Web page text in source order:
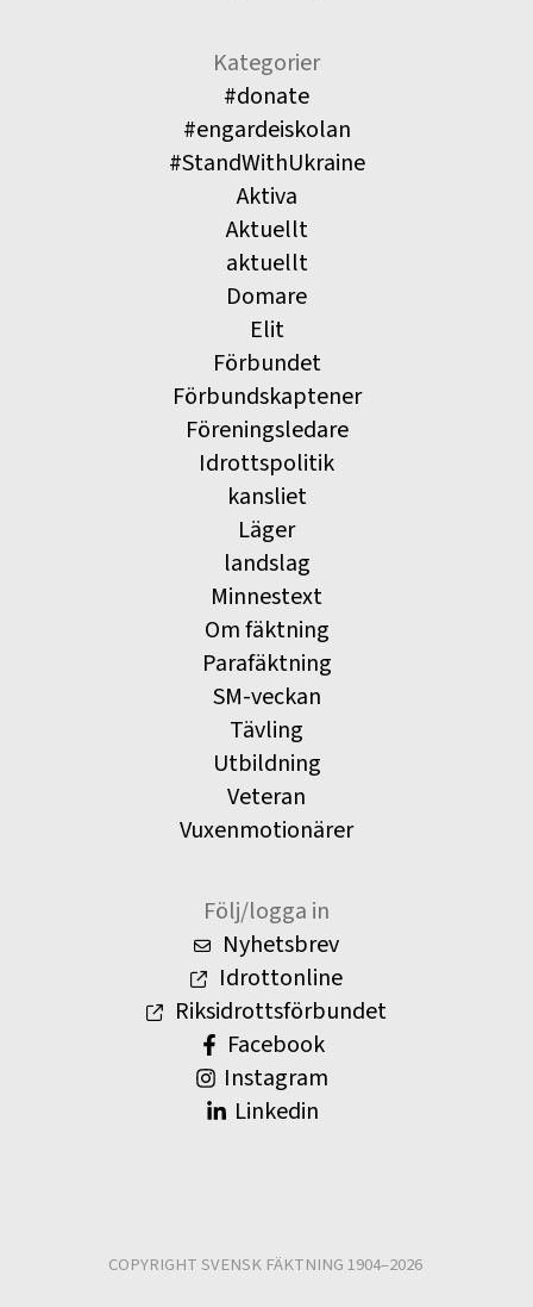
Kategorier
#donate
#engardeiskolan
#StandWithUkraine
Aktiva
Aktuellt
aktuellt
Domare
Elit
Förbundet
Förbundskaptener
Föreningsledare
Idrottspolitik
kansliet
Läger
landslag
Minnestext
Om fäktning
Parafäktning
SM-veckan
Tävling
Utbildning
Veteran
Vuxenmotionärer
Följ/logga in
Nyhetsbrev
Idrottonline
Riksidrottsförbundet
Facebook
Instagram
Linkedin
COPYRIGHT SVENSK FÄKTNING 1904–2026